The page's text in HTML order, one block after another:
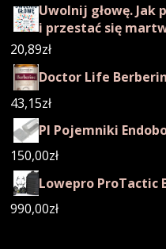
Uwolnij głowę. Jak
i przestać się
20,89zł
Doctor Life
43,15zł
Pl Pojemniki
150,00zł
Lowepro ProTactic
990,00zł